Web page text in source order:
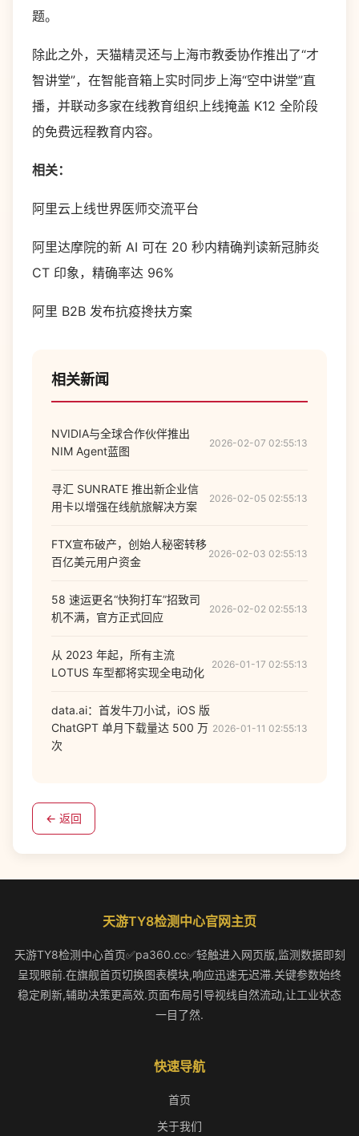
题。
除此之外，天猫精灵还与上海市教委协作推出了“才
智讲堂”，在智能音箱上实时同步上海“空中讲堂”直
播，并联动多家在线教育组织上线掩盖 K12 全阶段
的免费远程教育内容。
相关：
阿里云上线世界医师交流平台
阿里达摩院的新 AI 可在 20 秒内精确判读新冠肺炎
CT 印象，精确率达 96%
阿里 B2B 发布抗疫搀扶方案
相关新闻
NVIDIA与全球合作伙伴推出
NIM Agent蓝图
2026-02-07 02:55:13
寻汇 SUNRATE 推出新企业信
用卡以增强在线航旅解决方案
2026-02-05 02:55:13
FTX宣布破产，创始人秘密转移
百亿美元用户资金
2026-02-03 02:55:13
58 速运更名“快狗打车”招致司
机不满，官方正式回应
2026-02-02 02:55:13
从 2023 年起，所有主流
LOTUS 车型都将实现全电动化
2026-01-17 02:55:13
data.ai：首发牛刀小试，iOS 版
ChatGPT 单月下载量达 500 万
次
2026-01-11 02:55:13
← 返回
天游TY8检测中心官网主页
天游TY8检测中心首页✅pa360.cc✅轻触进入网页版,监测数据即刻
呈现眼前.在旗舰首页切换图表模块,响应迅速无迟滞.关键参数始终
稳定刷新,辅助决策更高效.页面布局引导视线自然流动,让工业状态
一目了然.
快速导航
首页
关于我们